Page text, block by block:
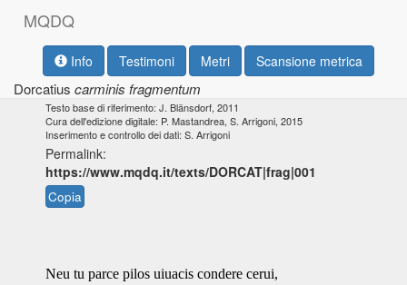
MQDQ
Info Testimoni Metri Scansione metrica
Dorcatius carminis fragmentum
Testo base di riferimento: J. Blänsdorf, 2011
Cura dell'edizione digitale: P. Mastandrea, S. Arrigoni, 2015
Inserimento e controllo dei dati: S. Arrigoni
Permalink:
https://www.mqdq.it/texts/DORCAT|frag|001
Copia
Neu tu parce pilos uiuacis condere cerui,